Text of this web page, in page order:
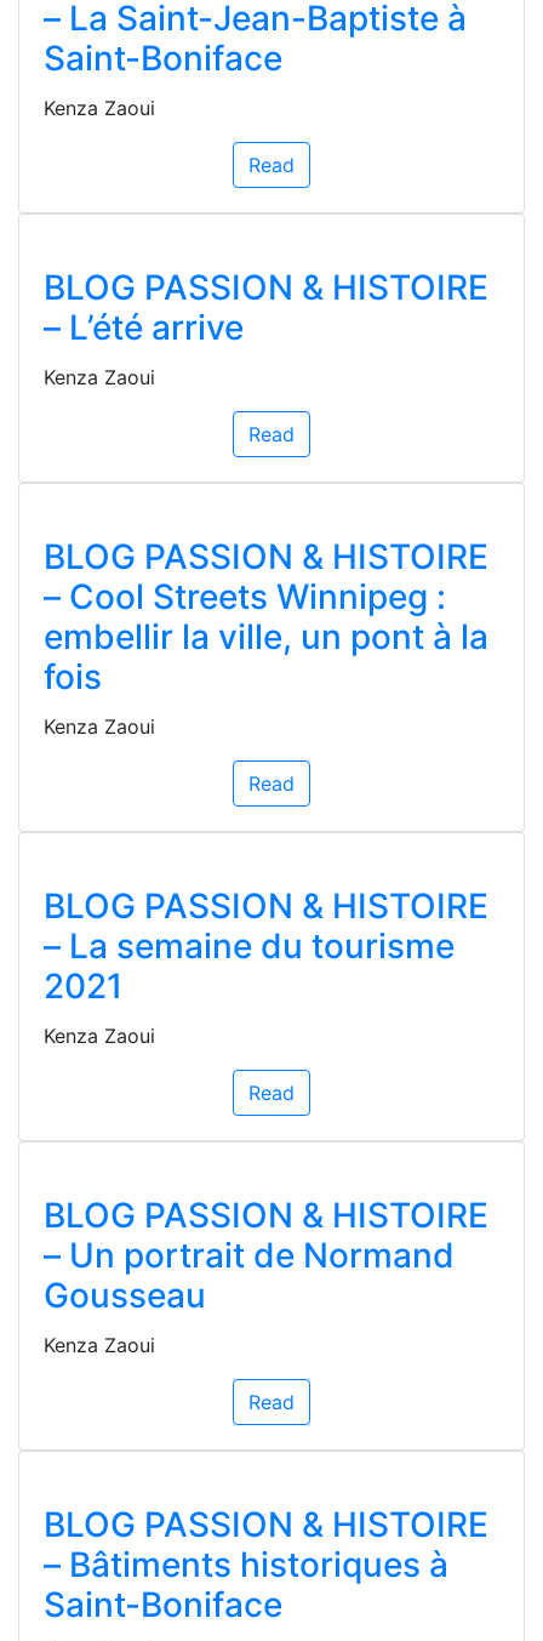
– La Saint-Jean-Baptiste à
Saint-Boniface
Kenza Zaoui
Read
BLOG PASSION & HISTOIRE
– L’été arrive
Kenza Zaoui
Read
BLOG PASSION & HISTOIRE
– Cool Streets Winnipeg :
embellir la ville, un pont à la
fois
Kenza Zaoui
Read
BLOG PASSION & HISTOIRE
– La semaine du tourisme
2021
Kenza Zaoui
Read
BLOG PASSION & HISTOIRE
– Un portrait de Normand
Gousseau
Kenza Zaoui
Read
BLOG PASSION & HISTOIRE
– Bâtiments historiques à
Saint-Boniface